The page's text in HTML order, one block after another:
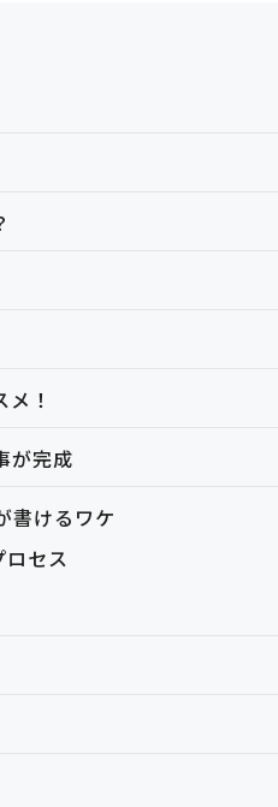
！
が完成
書けるワケ
セス